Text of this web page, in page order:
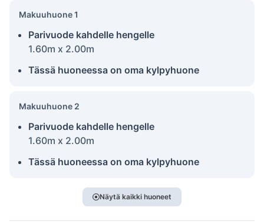
Makuuhuone 1
Parivuode kahdelle hengelle
1.60m x 2.00m
Tässä huoneessa on oma kylpyhuone
Makuuhuone 2
Parivuode kahdelle hengelle
1.60m x 2.00m
Tässä huoneessa on oma kylpyhuone
Näytä kaikki huoneet